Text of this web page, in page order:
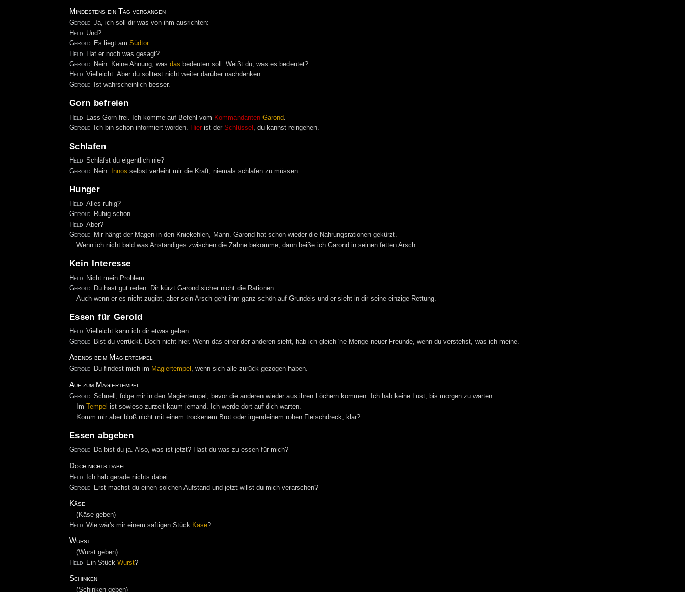
Mindestens ein Tag vergangen
Gerold Ja, ich soll dir was von ihm ausrichten:
Held Und?
Gerold
Es liegt amSüdtor.
Held
Hat er noch was gesagt?
Gerold
Nein. Keine Ahnung, wasdas bedeuten soll. Weißt du, was es bedeutet?
Held Vielleicht. Aber du solltest nicht weiter darüber nachdenken.
Gerold
Ist wahrscheinlich besser.
Gorn befreien
Held Lass Gorn frei. Ich komme auf Befehl vom Kommandanten Garond.
Gerold
Ich bin schon informiert worden. Hier ist derSchlüssel , du kannst reingehen.
Schlafen
Held Schläfst du eigentlich nie?
Gerold
Nein. Innos selbst verleiht mir die Kraft, niemals schlafen zu müssen.
Hunger
Held Alles ruhig?
Gerold
Ruhig schon.
Held Aber?
Gerold
Mir hängt der Magen in den Kniekehlen, Mann. Garond hat schon wieder die Nahrungsrationen gekürzt.
Wenn ich nicht bald was Anständiges zwischen die Zähne bekomme, dann beiße ich Garond in seinen fetten Arsch.
Kein Interesse
Held
Nicht mein Problem.
Gerold
Du hast gut reden. Dir kürzt Garond sicher nicht die Rationen.
Auch wenn er es nicht zugibt, aber sein Arsch geht ihm ganz schön auf Grundeis und er sieht in dir seine einzige Rettung.
Essen für Gerold
Held Vielleicht kann ich dir etwas geben.
Gerold
Bist du verrückt. Doch nicht hier. Wenn das einer der anderen sieht, hab ich gleich 'ne Menge neuer Freunde, wenn du verstehst, was ich meine.
Abends beim Magiertempel
Gerold Du findest mich im Magiertempel , wenn sich alle zurück gezogen haben.
Auf zum Magiertempel
Gerold Schnell, folge mir in den Magiertempel, bevor die anderen wieder aus ihren Löchern kommen. Ich hab keine Lust, bis morgen zu warten.
Im
Tempel ist sowieso zurzeit kaum jemand. Ich werde dort auf dich warten.
Komm mir aber bloß nicht mit einem trockenem Brot oder irgendeinem rohen Fleischdreck, klar?
Essen abgeben
Gerold Da bist du ja. Also, was ist jetzt? Hast du was zu essen für mich?
Doch nichts dabei
Held
Ich hab gerade nichts dabei.
Gerold
Erst machst du einen solchen Aufstand und jetzt willst du mich verarschen?
Käse
(Käse geben)
Held Wie wär's mir einem saftigen Stück Käse?
Wurst
(Wurst geben)
Held
Ein StückWurst?
Schinken
(Schinken geben)